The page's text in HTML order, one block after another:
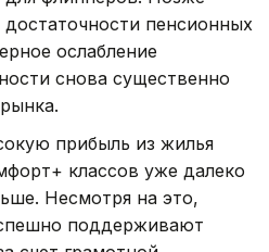
пенсионных
ослабление
снова существенно
прибыль из жилья
классов уже далеко
Несмотря на это,
поддерживают